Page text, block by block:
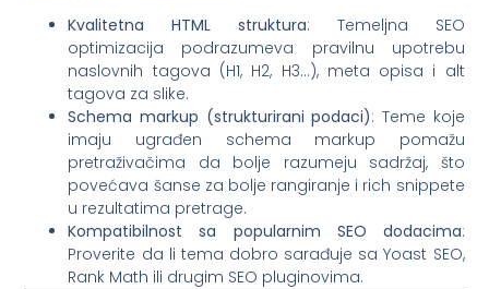
Kvalitetna HTML struktura: Temeljna SEO
optimizacija podrazumeva pravilnu upotrebu
naslovnih tagova (H1, H2, H3…), meta opisa i alt
tagova za slike.
Schema markup (strukturirani podaci): Teme koje
imaju ugrađen schema markup pomažu
pretraživačima da bolje razumeju sadržaj, što
povećava šanse za bolje rangiranje i rich snippete
u rezultatima pretrage.
Kompatibilnost sa popularnim SEO dodacima:
Proverite da li tema dobro sarađuje sa Yoast SEO,
Rank Math ili drugim SEO pluginovima.